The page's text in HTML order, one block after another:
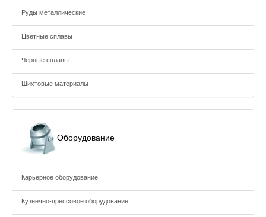
Руды металлические
Цветные сплавы
Черные сплавы
Шихтовые материалы
Оборудование
Карьерное оборудование
Кузнечно-прессовое оборудование